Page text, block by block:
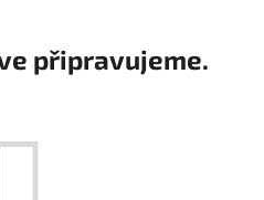
připravujeme.